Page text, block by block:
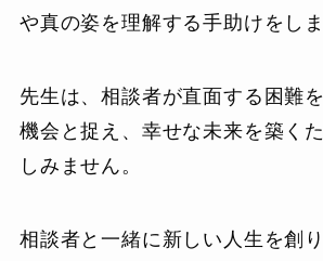
や真の姿を理解する手助けをしま
先生は、相談者が直面する困難
機会と捉え、幸せな未来を築く
しみません。
相談者と一緒に新しい人生を創